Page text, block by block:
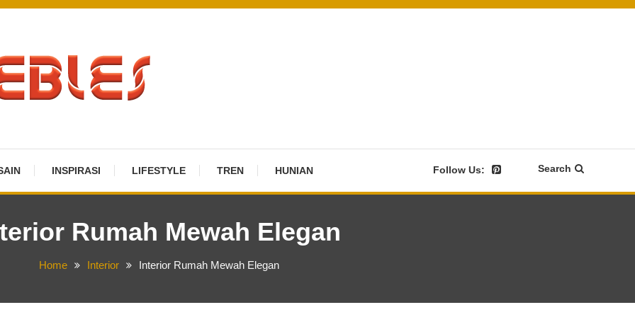
INSPIRASI LIFESTYLE TREN HUNIAN Follow Us: Search
Rumah Mewah Elegan
Home Interior Interior Rumah Mewah Elegan